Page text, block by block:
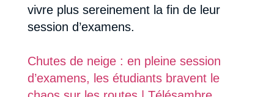
vivre plus sereinement la fin de leur
session d’examens.
Chutes de neige : en pleine session
d’examens, les étudiants bravent le